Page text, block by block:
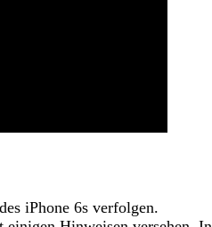
iPhone 6s verfolgen.